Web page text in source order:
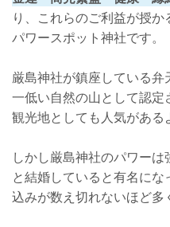
り、これらのご利益が授
パワースポット神社です。
厳島神社が鎮座している
一低い自然の山として認
観光地としても人気がある
しかし厳島神社のパワー
と結婚していると有名に
込みが数え切れないほど多